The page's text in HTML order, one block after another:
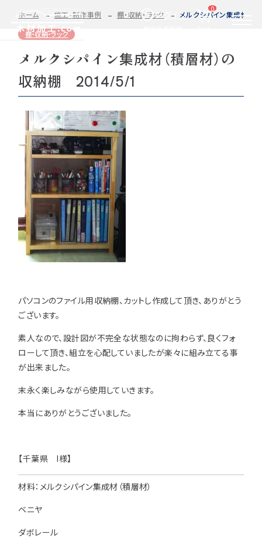
ログイン
0
種類・樹種・用途から選ぶ
取扱木材と選び方
集成材（積層材）
無垢材
化粧貼り
白ポリ
平面加工
表面仕上 塗装
木材加工講座
初めての方へ
送料について
注意事項とよくある質問
施工・制作事例
施工・制作事例TOP 工場製作事例
棚・収納・ラック
造作材・枠材
プレート・表札 子ども・孫のためのDIY
新生活
フォトコンテスト
お客様の声
会社概要
自動お見積もり・ご注文はこちらから
カット・塗装のみ
フルオーダー集成材(積層材)
2D/3D
図面をお持ちの方へ 今すぐお見積もり依頼
関連商品
Tel. 0584-33-2070
営業時間 9:00〜17:00（土日祝 定休）
ホーム 施工・制作事例 棚・収納・ラック メルクシパイン集成材（
棚・収納・ラック
メルクシパイン集成材（積層材）の
収納棚 2014/5/1
パソコンのファイル用収納棚、カットし作成して頂き、ありがとう
ございます。
素人なので、設計図が不完全な状態なのに拘わらず、良くフォ
ローして頂き、組立を心配していましたが楽々に組み立てる事
が出来ました。
末永く楽しみながら使用していきます。
本当にありがとうございました。
【千葉県 I様】
材料：メルクシパイン集成材（積層材）
ベニヤ
ダボレール